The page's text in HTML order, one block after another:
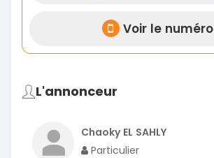
Voir le numéro
L'annonceur
Chaoky EL SAHLY
Particulier